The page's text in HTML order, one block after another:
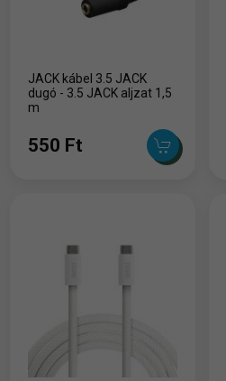
JACK kábel 3.5 JACK
dugó - 3.5 JACK aljzat 1,5
m
550 Ft